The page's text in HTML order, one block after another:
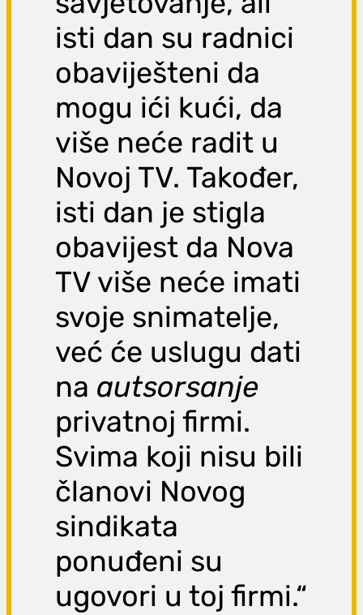
isti dan su radnici
obaviješteni da
mogu ići kući, da
više neće radit u
Novoj TV. Također,
isti dan je stigla
obavijest da Nova
TV više neće imati
svoje snimatelje,
već će uslugu dati
na autsorsanje
privatnoj firmi.
Svima koji nisu bili
članovi Novog
sindikata
ponuđeni su
ugovori u toj firmi.“